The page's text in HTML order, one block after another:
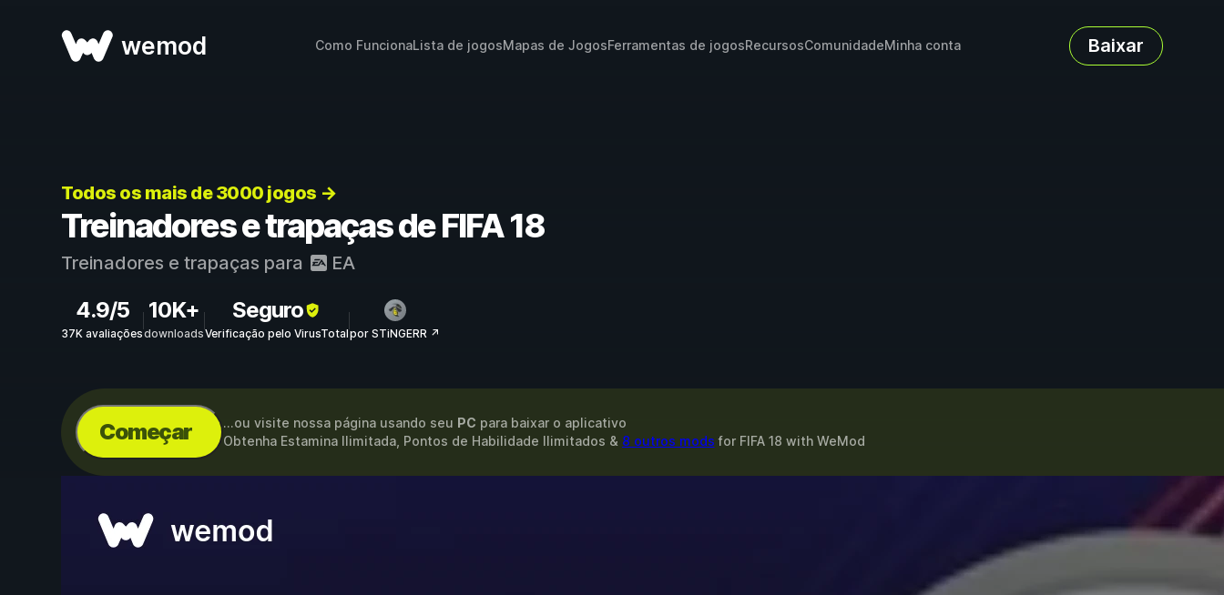
wemod Como FuncionaLista de jogosMapas de JogosFerramentas de jogosRecursosComunidadeMinha conta Baixar
Todos os mais de 3000 jogos →
Treinadores e trapaças de FIFA 18
Treinadores e trapaças para EA
4.9/5
37K avaliações
10K+
downloads
Seguro
Verificação pelo VirusTotalpor STiNGERR ↗
Começar ...ou visite nossa página usando seu PC para baixar o aplicativo
Obtenha Estamina Ilimitada, Pontos de Habilidade Ilimitados & 8 outros mods for FIFA 18 with WeMod